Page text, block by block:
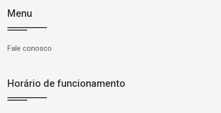
Menu
Fale conosco
Horário de funcionamento